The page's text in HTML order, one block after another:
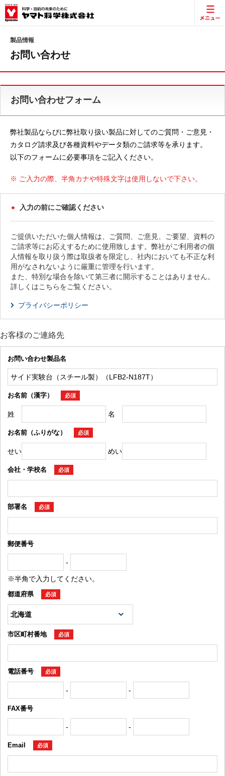
製品情報
お問い合わせ
お問い合わせフォーム
弊社製品ならびに弊社取り扱い製品に対してのご質問・ご意見・
カタログ請求及び各種資料やデータ類のご請求等を承ります。
以下のフォームに必要事項をご記入ください。
※ ご入力の際、半角カナや特殊文字は使用しないで下さい。
入力の前にご確認ください
ご提供いただいた個人情報は、ご質問、ご意見、ご要望、資料の
ご請求等にお応えするために使用致します。弊社がご利用者の個
人情報を取り扱う際は取扱者を限定し、社内においても不正な利
用がなされないように厳重に管理を行います。
また、特別な場合を除いて第三者に開示することはありません。
詳しくはこちらをご覧ください。
プライバシーポリシー
お客様のご連絡先
お問い合わせ製品名
お名前（漢字） 必須
姓 名
お名前（ふりがな） 必須
せい めい
会社・学校名 必須
部署名 必須
郵便番号
-
※半角で入力してください。
都道府県 必須
市区町村番地 必須
電話番号 必須
- -
FAX番号
- -
Email 必須